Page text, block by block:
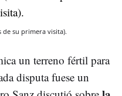
de su primera visita).
un terreno fértil para
disputa fuese un